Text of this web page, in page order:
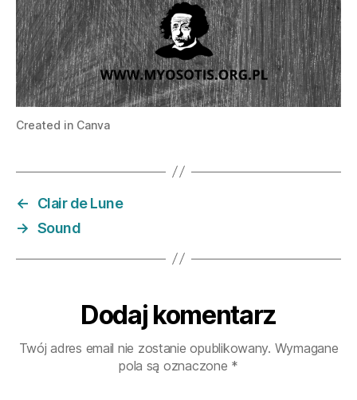
Created in Canva
←
Clair de Lune
→ Sound
Dodaj komentarz
Twój adres email nie zostanie opublikowany. Wymagane
pola są oznaczone *